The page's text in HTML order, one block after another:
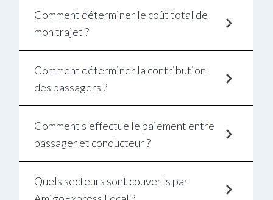
Comment déterminer le coût total de
mon trajet ?
Comment déterminer la contribution
des passagers ?
Comment s'effectue le paiement entre
passager et conducteur ?
Quels secteurs sont couverts par